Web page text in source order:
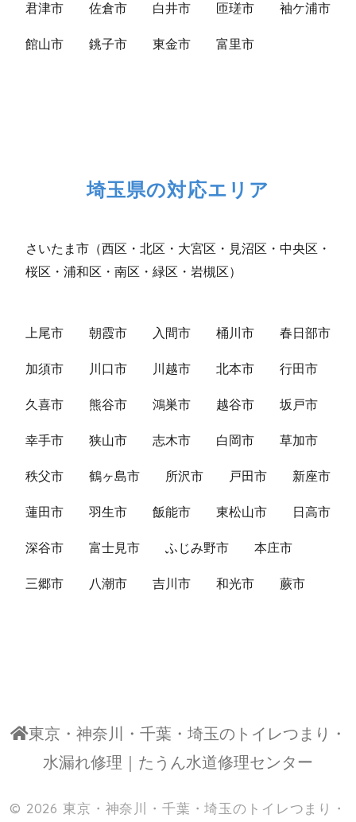
君津市 佐倉市 白井市 匝瑳市 袖ケ浦市
館山市 銚子市 東金市 富里市
埼玉県の対応エリア
さいたま市（西区・北区・大宮区・見沼区・中央区・
桜区・浦和区・南区・緑区・岩槻区）
上尾市 朝霞市 入間市 桶川市 春日部市
加須市 川口市 川越市 北本市 行田市
久喜市 熊谷市 鴻巣市 越谷市 坂戸市
幸手市 狭山市 志木市 白岡市 草加市
秩父市 鶴ヶ島市 所沢市 戸田市 新座市
蓮田市 羽生市 飯能市 東松山市 日高市
深谷市 富士見市 ふじみ野市 本庄市
三郷市 八潮市 吉川市 和光市 蕨市
東京・神奈川・千葉・埼玉のトイレつまり・
水漏れ修理｜たうん水道修理センター
© 2026 東京・神奈川・千葉・埼玉のトイレつまり・